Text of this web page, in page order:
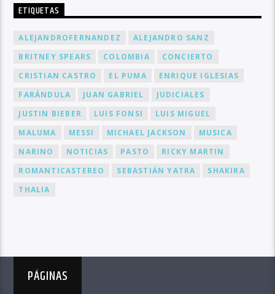
ETIQUETAS
ALEJANDROFERNANDEZ
ALEJANDRO SANZ
BRITNEY SPEARS
COLOMBIA
CONCIERTO
CRISTIAN CASTRO
EL PUMA
ENRIQUE IGLESIAS
FARÁNDULA
JUAN GABRIEL
JUDICIALES
JUSTIN BIEBER
LUIS FONSI
LUIS MIGUEL
MALUMA
MESSI MICHAEL JACKSON
MUSICA
NARINO
NOTICIAS PASTO
RICKY MARTIN
ROMANTICASTEREO
SEBASTIÁN YATRA
SHAKIRA
THALIA
PÁGINAS